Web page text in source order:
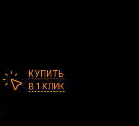
КУПИТЬ
В 1 КЛИК